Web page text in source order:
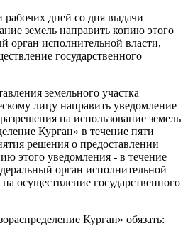
рабочих дней со дня выдачи
земель направить копию этого
орган исполнительной власти,
государственного
земельного участка
лицу направить уведомление
на использование земель
Курган» в течение пяти
решения о предоставлении
этого уведомления - в течение
орган исполнительной
осуществление государственного
Курган» обязать: